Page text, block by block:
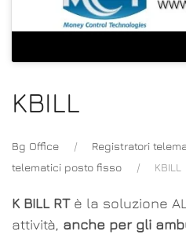
KBILL
Bg Office Registratori
telematici posto fisso
KBILL
K BILL RTè la soluzione
attività, anche per gli